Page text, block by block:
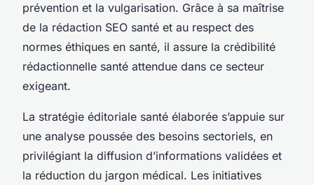
prévention et la vulgarisation. Grâce à sa maîtrise
de la rédaction SEO santé et au respect des
normes éthiques en santé, il assure la crédibilité
rédactionnelle santé attendue dans ce secteur
exigeant.
La stratégie éditoriale santé élaborée s’appuie sur
une analyse poussée des besoins sectoriels, en
privilégiant la diffusion d’informations validées et
la réduction du jargon médical. Les initiatives